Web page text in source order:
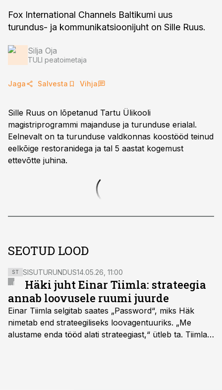
Fox International Channels Baltikumi uus
turundus- ja kommunikatsioonijuht on Sille Ruus.
Silja Oja
TULI peatoimetaja
Jaga Salvesta Vihja
Sille Ruus on lõpetanud Tartu Ülikooli
magistriprogrammi majanduse ja turunduse erialal.
Eelnevalt on ta turunduse valdkonnas koostööd teinud
eelkõige restoranidega ja tal 5 aastat kogemust
ettevõtte juhina.
SEOTUD LOOD
ST SISUTURUNDUS14.05.26, 11:00
Häki juht Einar Tiimla: strateegia
annab loovusele ruumi juurde
Einar Tiimla selgitab saates „Password“, miks Häk
nimetab end strateegiliseks loovagentuuriks. „Me
alustame enda tööd alati strateegiast,“ ütleb ta. Tiimla